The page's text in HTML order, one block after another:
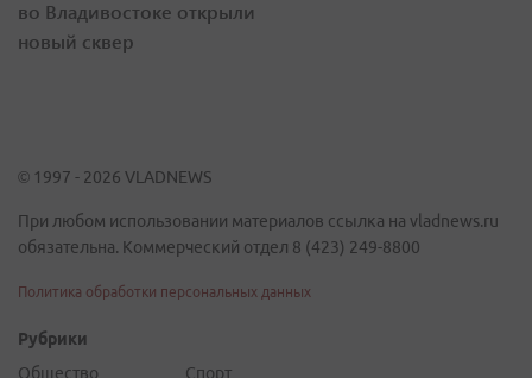
во Владивостоке открыли
новый сквер
© 1997 - 2026 VLADNEWS
При любом использовании материалов ссылка на vladnews.ru
обязательна. Коммерческий отдел 8 (423) 249-8800
Политика обработки персональных данных
Рубрики
Общество
Спорт